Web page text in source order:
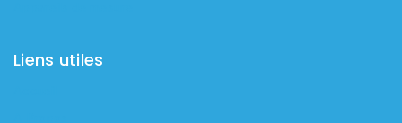
Liens utiles